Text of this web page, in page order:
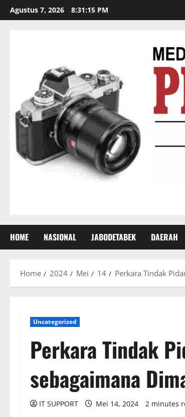
Agustus 7, 2026 8:31:16 PM
HOME NASIONAL JABODETABEK DAERAH
Home 2024 Mei 14 Perkara Tindak
Uncategorized
Perkara Tindak
sebagaimana
IT SUPPORT Mei 14, 2024 2 minutes